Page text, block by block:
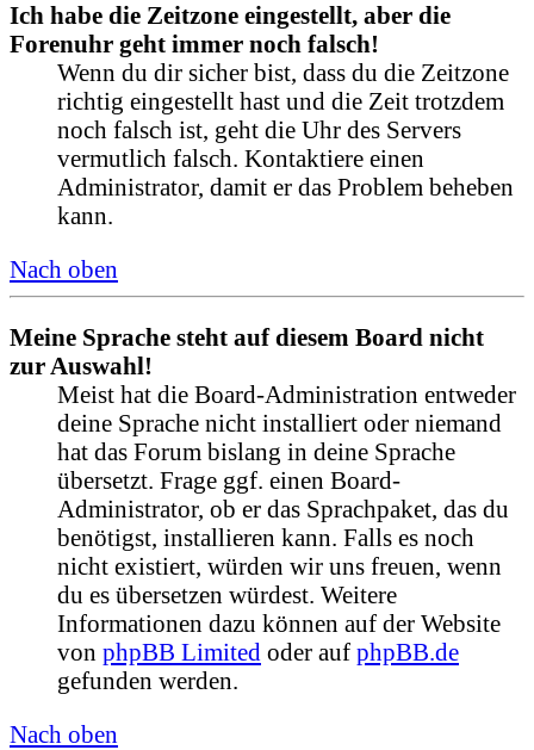
Ich habe die Zeitzone eingestellt, aber die
Forenuhr geht immer noch falsch!
Wenn du dir sicher bist, dass du die Zeitzone
richtig eingestellt hast und die Zeit trotzdem
noch falsch ist, geht die Uhr des Servers
vermutlich falsch. Kontaktiere einen
Administrator, damit er das Problem beheben
kann.
Nach oben
Meine Sprache steht auf diesem Board nicht
zur Auswahl!
Meist hat die Board-Administration entweder
deine Sprache nicht installiert oder niemand
hat das Forum bislang in deine Sprache
übersetzt. Frage ggf. einen Board-
Administrator, ob er das Sprachpaket, das du
benötigst, installieren kann. Falls es noch
nicht existiert, würden wir uns freuen, wenn
du es übersetzen würdest. Weitere
Informationen dazu können auf der Website
von phpBB Limited oder auf phpBB.de
gefunden werden.
Nach oben